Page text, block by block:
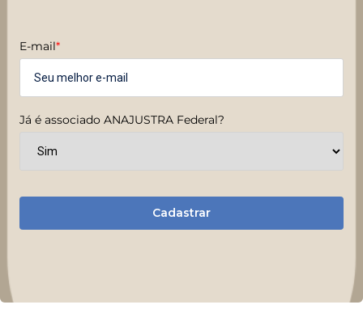
E-mail*
Já é associado ANAJUSTRA Federal?
Cadastrar